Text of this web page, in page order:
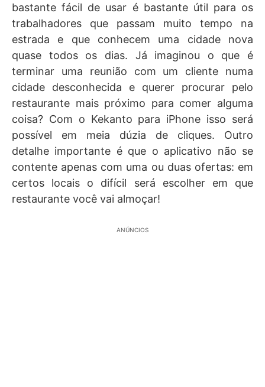
bastante fácil de usar é bastante útil para os
trabalhadores que passam muito tempo na
estrada e que conhecem uma cidade nova
quase todos os dias. Já imaginou o que é
terminar uma reunião com um cliente numa
cidade desconhecida e querer procurar pelo
restaurante mais próximo para comer alguma
coisa? Com o Kekanto para iPhone isso será
possível em meia dúzia de cliques. Outro
detalhe importante é que o aplicativo não se
contente apenas com uma ou duas ofertas: em
certos locais o difícil será escolher em que
restaurante você vai almoçar!
ANÚNCIOS